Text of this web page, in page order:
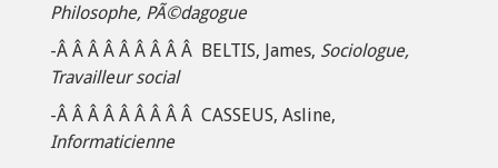
Philosophe, PÃ©dagogue
-Â Â Â Â Â Â Â Â Â BELTIS, James, Sociologue,
Travailleur social
-Â Â Â Â Â Â Â Â Â CASSEUS, Asline,
Informaticienne